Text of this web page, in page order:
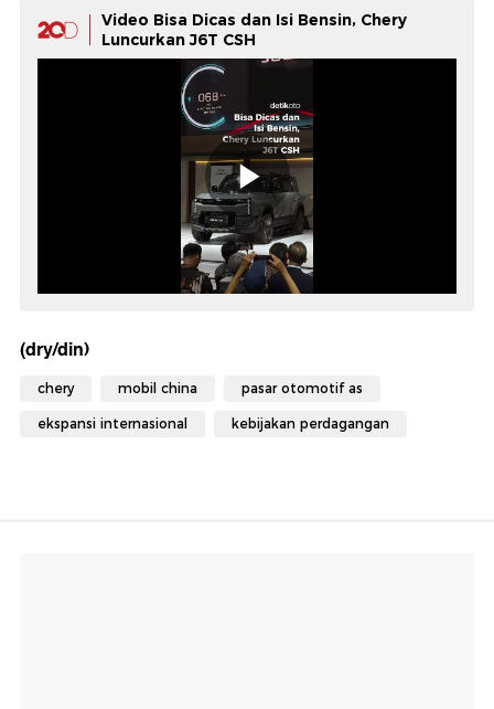
Video Bisa Dicas dan Isi Bensin, Chery
Luncurkan J6T CSH
(dry/din)
chery mobil china pasar otomotif as
ekspansi internasional kebijakan perdagangan